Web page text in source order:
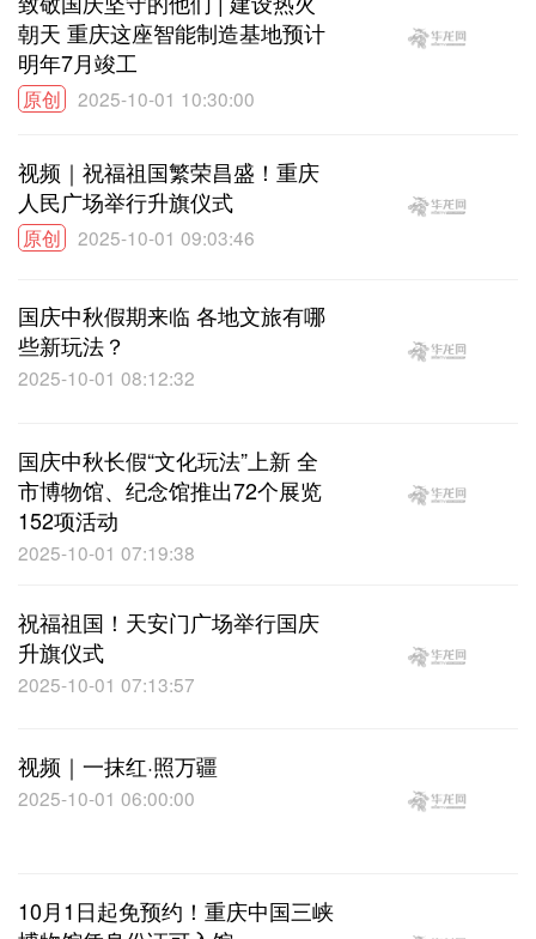
朝天 重庆这座智能制造基地预计
明年7月竣工
原创 2025-10-01 10:30:00
视频｜祝福祖国繁荣昌盛！重庆
人民广场举行升旗仪式
原创 2025-10-01 09:03:46
国庆中秋假期来临 各地文旅有哪
些新玩法？
2025-10-01 08:12:32
国庆中秋长假“文化玩法”上新 全
市博物馆、纪念馆推出72个展览
152项活动
2025-10-01 07:19:38
祝福祖国！天安门广场举行国庆
升旗仪式
2025-10-01 07:13:57
视频｜一抹红·照万疆
2025-10-01 06:00:00
10月1日起免预约！重庆中国三峡